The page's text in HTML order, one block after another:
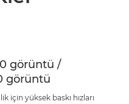
görüntü /
görüntü
için yüksek baskı hızları